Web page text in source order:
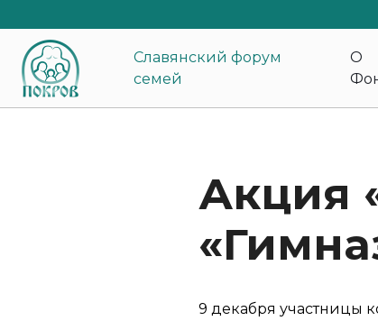
Славянский форум
семей
О
Акция
9 декабря участницы